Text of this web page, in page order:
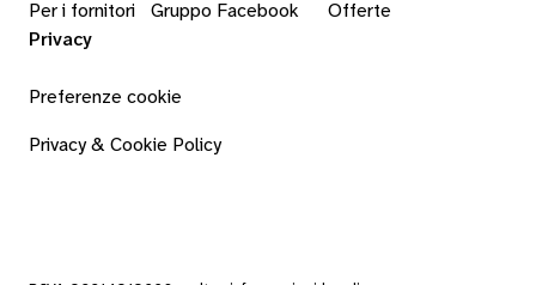
Per i fornitori Gruppo Facebook
Offerte
Privacy
Preferenze cookie
Privacy & Cookie Policy